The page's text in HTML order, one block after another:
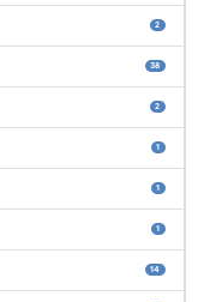
2
38
2
1
1
1
14